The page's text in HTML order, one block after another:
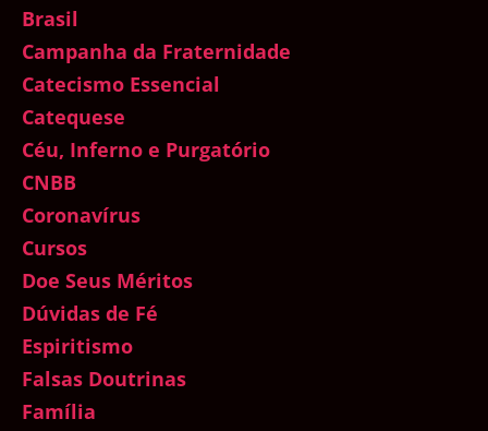
Brasil
Campanha da Fraternidade
Catecismo Essencial
Catequese
Céu, Inferno e Purgatório
CNBB
Coronavírus
Cursos
Doe Seus Méritos
Dúvidas de Fé
Espiritismo
Falsas Doutrinas
Família